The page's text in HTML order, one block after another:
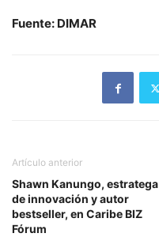
Fuente: DIMAR
Artículo anterior
Shawn Kanungo, estratega
de innovación y autor
bestseller, en Caribe BIZ
Fórum